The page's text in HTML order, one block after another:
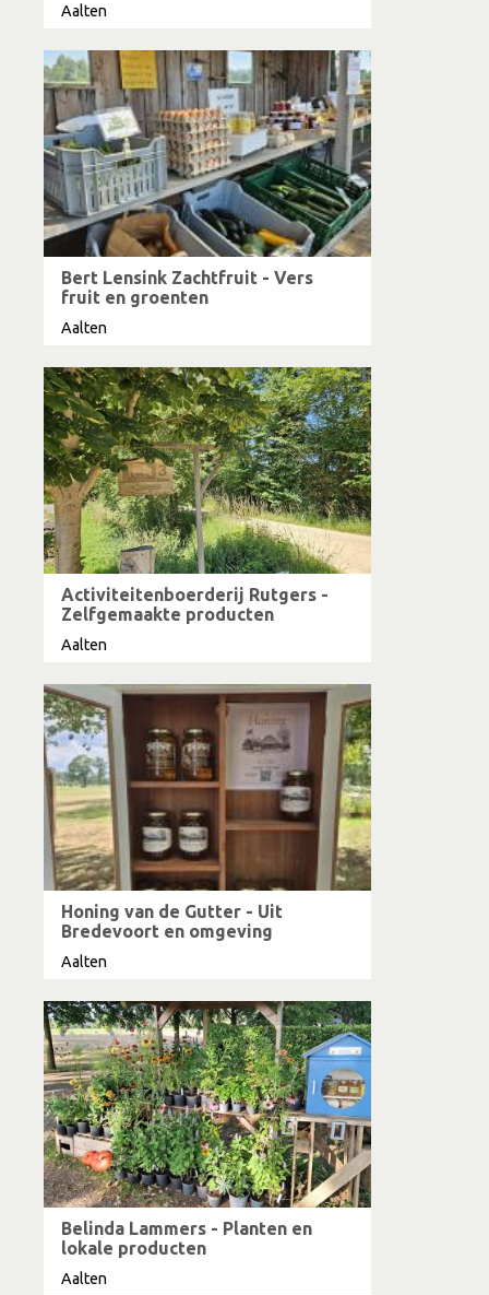
Aalten
Bert Lensink Zachtfruit - Vers
fruit en groenten
Aalten
Activiteitenboerderij Rutgers -
Zelfgemaakte producten
Aalten
Honing van de Gutter - Uit
Bredevoort en omgeving
Aalten
Belinda Lammers - Planten en
lokale producten
Aalten